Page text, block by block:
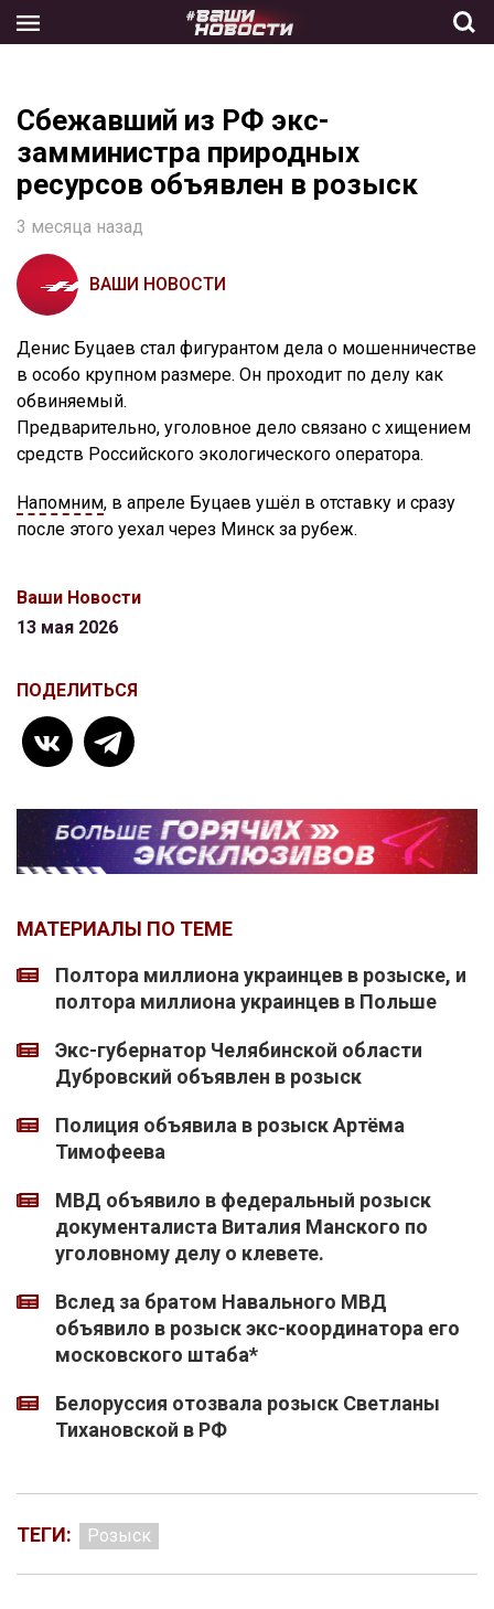
the
Сбежавший из РФ экс-
замминистра природных
ресурсов объявлен в розыск
3 месяца назад
ВАШИ НОВОСТИ
Денис Буцаев стал фигурантом дела о мошенничестве
в особо крупном размере. Он проходит по делу как
обвиняемый.
Предварительно, уголовное дело связано с хищением
средств Российского экологического оператора.
Напомним, в апреле Буцаев ушёл в отставку и сразу
после этого уехал через Минск за рубеж.
Ваши Новости
13 мая 2026
ПОДЕЛИТЬСЯ
МАТЕРИАЛЫ ПО ТЕМЕ
Полтора миллиона украинцев в розыске, и
полтора миллиона украинцев в Польше
Экс-губернатор Челябинской области
Дубровский объявлен в розыск
Полиция объявила в розыск Артёма
Тимофеева
МВД объявило в федеральный розыск
документалиста Виталия Манского по
уголовному делу о клевете.
Вслед за братом Навального МВД
объявило в розыск экс-координатора его
московского штаба*
Белоруссия отозвала розыск Светланы
Тихановской в РФ
ТЕГИ: Розыск